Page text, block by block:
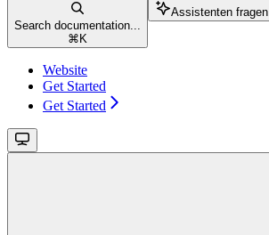
Search documentation...
⌘ K
Assistenten fragen
Website
Get Started
Get Started